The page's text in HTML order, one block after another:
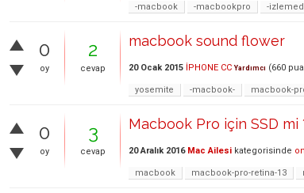
-macbook -macbookpro -
0
oy
2
cevap
macbook sound flower
20 Ocak 2015 İPHONE CC Yardımcı (660
yosemite -macbook- macbook-
0
oy
3
cevap
Macbook Pro için SSD mi
20 Aralık 2016 Mac Ailesi kategorisinde
macbook macbook-pro-retina-13